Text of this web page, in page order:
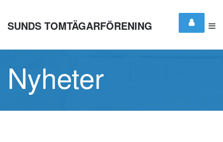
SUNDS TOMTÄGARFÖRENING
Nyheter